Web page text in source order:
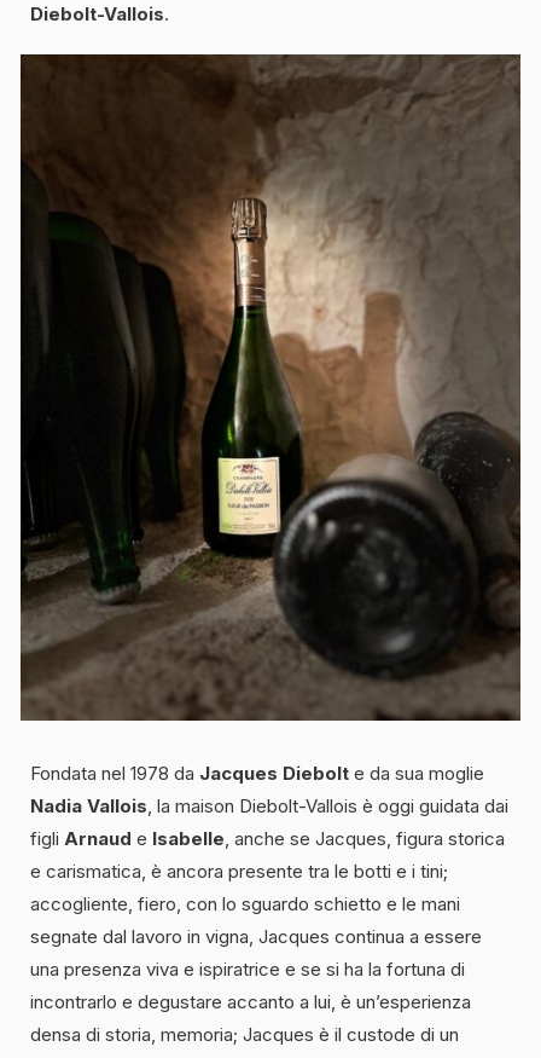
Diebolt-Vallois.
Fondata nel 1978 da Jacques Diebolt e da sua moglie
Nadia Vallois, la maison Diebolt-Vallois è oggi guidata dai
figli Arnaud e Isabelle, anche se Jacques, figura storica
e carismatica, è ancora presente tra le botti e i tini;
accogliente, fiero, con lo sguardo schietto e le mani
segnate dal lavoro in vigna, Jacques continua a essere
una presenza viva e ispiratrice e se si ha la fortuna di
incontrarlo e degustare accanto a lui, è un’esperienza
densa di storia, memoria; Jacques è il custode di un